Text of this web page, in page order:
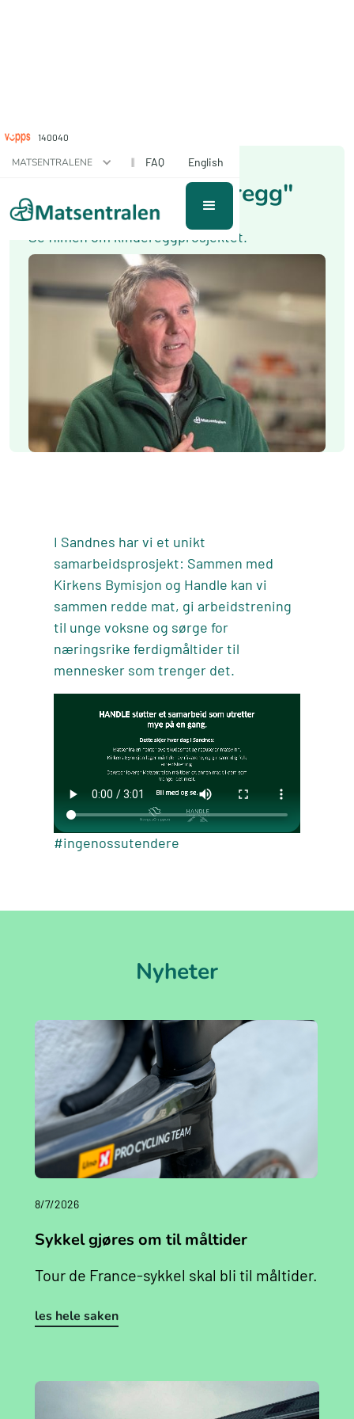
140040
MATSENTRALENE || FAQ English
"Et skikkelig kinderegg"
Se filmen om kindereggprosjektet.
I Sandnes har vi et unikt
samarbeidsprosjekt: Sammen med
Kirkens Bymisjon og Handle kan vi
sammen redde mat, gi arbeidstrening
til unge voksne og sørge for
næringsrike ferdigmåltider til
mennesker som trenger det.
#ingenossutendere
Nyheter
8/7/2026
Sykkel gjøres om til måltider
Tour de France-sykkel skal bli til måltider.
les hele saken